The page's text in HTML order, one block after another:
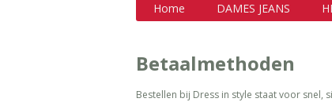
Home DAMES JEANS
Betaalmethoden
Bestellen bij Dress in style staat voor snel,